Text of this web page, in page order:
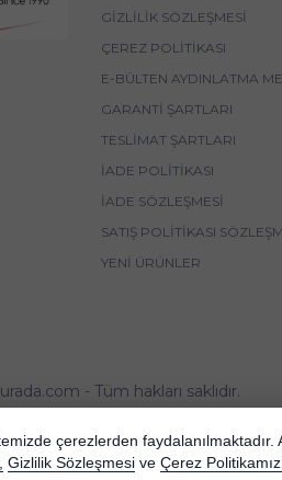
GIZLILIK SÖZLEŞMESI
ÇEREZ POLITIKASI
E-BÜLTEN AYDINLATMA
GARANTI ŞARTLARI
TESLIMAT ŞARTLARI
İADE POLITIKASI
İADE SÖZLEŞMESI
SATIŞ POLITIKASI
YENI ÜRÜNLER
- Tüm hakları saklıdır.
sertifikası ile korunmaktadır.
çerezlerden faydalanılmaktadır.
Gizlilik Sözleşmesi ve Çerez